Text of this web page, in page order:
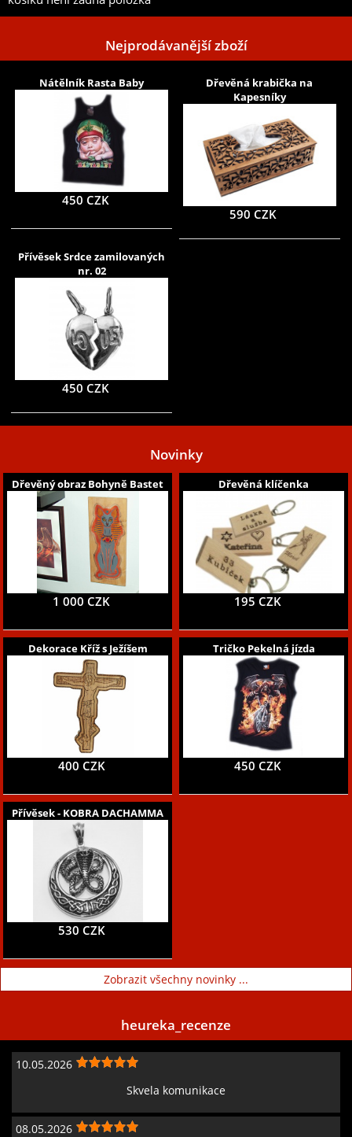
Nejprodávanější zboží
Nátělník Rasta Baby
450 CZK
Dřevěná krabička na
Kapesníky
590 CZK
Přívěsek Srdce zamilovaných
nr. 02
450 CZK
Novinky
Dřevěný obraz Bohyně Bastet
1 000 CZK
Dřevěná klíčenka
195 CZK
Dekorace Kříž s Ježíšem
400 CZK
Tričko Pekelná jízda
450 CZK
Přívěsek - KOBRA DACHAMMA
530 CZK
Zobrazit všechny novinky ...
heureka_recenze
10.05.2026
Skvela komunikace
08.05.2026